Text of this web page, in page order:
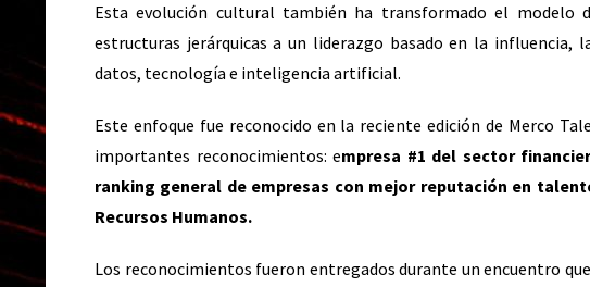
Esta evolución cultural también ha transformado el modelo
estructuras jerárquicas a un liderazgo basado en la influencia,
datos, tecnología e inteligencia artificial.
Este enfoque fue reconocido en la reciente edición de Merco
importantes reconocimientos: empresa #1 del sector
ranking general de empresas con mejor reputación en
Recursos Humanos.
Los reconocimientos fueron entregados durante un encuentro